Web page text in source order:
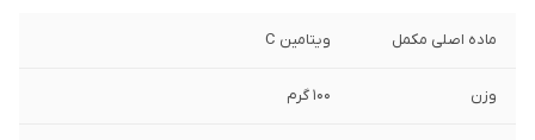
ماده اصلی مکمل ویتامین C
وزن 100 گرم